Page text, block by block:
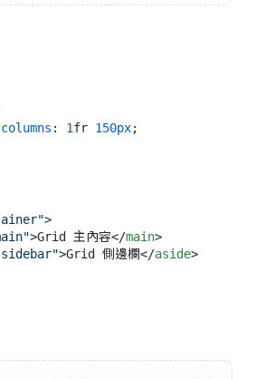
: 1fr 150px;
>
>Grid 主內容</main>
>Grid 側邊欄</aside>